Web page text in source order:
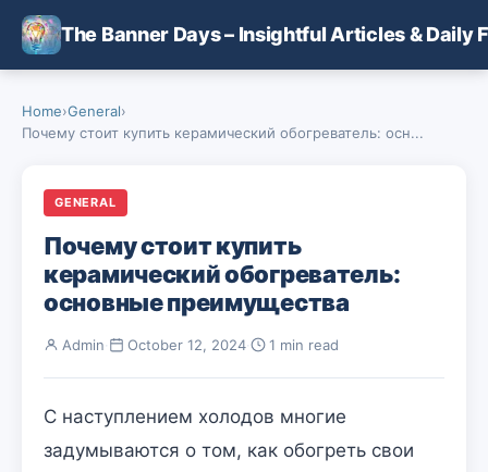
Skip to main content
The Banner Days – Insightful Articles & Daily
Home›General›
Почему стоит купить керамический обогреватель: осн...
GENERAL
Почему стоит купить
керамический обогреватель:
основные преимущества
Admin October 12, 2024 1 min read
С наступлением холодов многие
задумываются о том, как обогреть свои